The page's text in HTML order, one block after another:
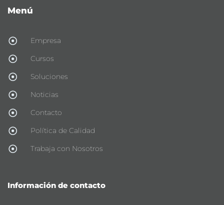
Menú
Empresa
Cursos
Soluciones
Noticias
Contacto
Política de Calidad
Trabaja con Nosotros
Información de contacto